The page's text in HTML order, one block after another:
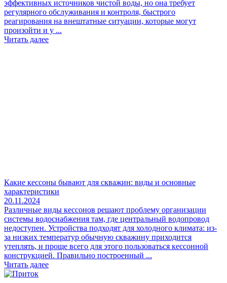
эффективных источников чистой воды, но она требует
регулярного обслуживания и контроля, быстрого
реагирования на внештатные ситуации, которые могут
произойти и у ...
Читать далее
Какие кессоны бывают для скважин: виды и основные
характеристики
20.11.2024
Различные виды кессонов решают проблему организации
системы водоснабжения там, где центральный водопровод
недоступен. Устройства подходят для холодного климата: из-
за низких температур обычную скважину приходится
утеплять, и проще всего для этого пользоваться кессонной
конструкцией. Правильно построенный ...
Читать далее